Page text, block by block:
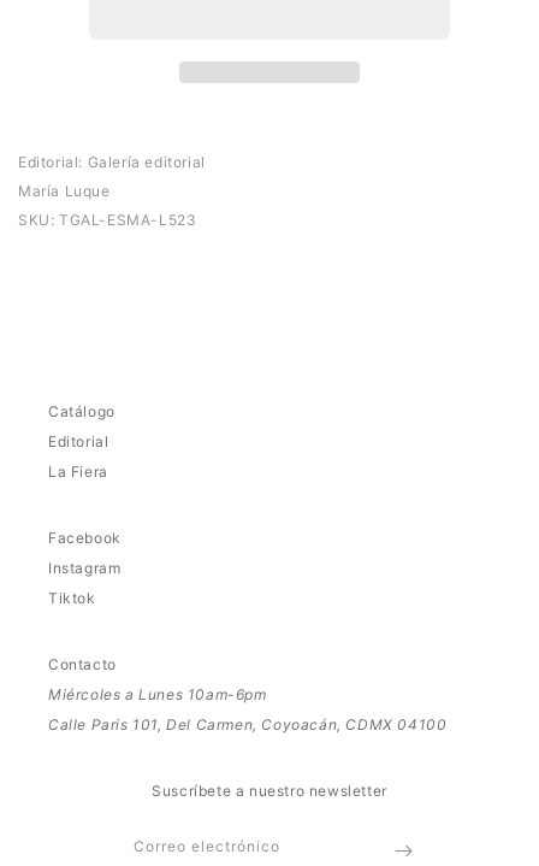
Editorial: Galería editorial
María Luque
SKU: TGAL-ESMA-L523
Catálogo
Editorial
La Fiera
Facebook
Instagram
Tiktok
Contacto
Miércoles a Lunes 10am-6pm
Calle Paris 101, Del Carmen, Coyoacán, CDMX 04100
Suscríbete a nuestro newsletter
Correo electrónico